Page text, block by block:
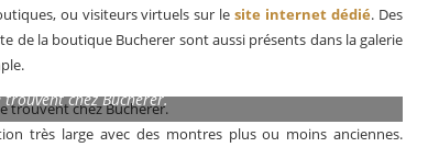
ou visiteurs virtuels sur lesite internet dédié. Des
de la boutique Bucherer sont aussi présents dans la galerie
trouvent chez Bucherer.
très large avec des montres plus ou moins anciennes.